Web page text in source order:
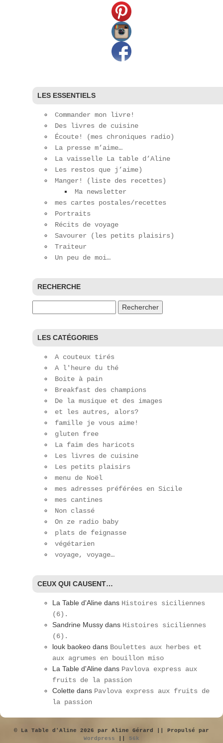
LES ESSENTIELS
Commander mon livre!
Des livres de cuisine
Écoute! (mes chroniques radio)
La presse m’aime…
La vaisselle La table d’Aline
Les restos que j’aime)
Manger! (liste des recettes)
Ma newsletter
mes cartes postales/recettes
Portraits
Récits de voyage
Savourer (les petits plaisirs)
Traiteur
Un peu de moi…
RECHERCHE
LES CATÉGORIES
A couteux tirés
A l'heure du thé
Boite à pain
Breakfast des champions
De la musique et des images
et les autres, alors?
famille je vous aime!
gluten free
La faim des haricots
Les livres de cuisine
Les petits plaisirs
menu de Noël
mes adresses préférées en Sicile
mes cantines
Non classé
On ze radio baby
plats de feignasse
végétarien
voyage, voyage…
CEUX QUI CAUSENT…
La Table d'Aline dans Histoires siciliennes
(6).
Sandrine Mussy dans Histoires siciliennes
(6).
louk baokeo dans Boulettes aux herbes et
aux agrumes en bouillon miso
La Table d'Aline dans Pavlova express aux
fruits de la passion
Colette dans Pavlova express aux fruits de
la passion
© La Table d'Aline 2026 par Aline Gérard || Propulsé par
Wordpress
56k